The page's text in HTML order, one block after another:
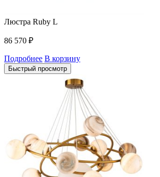
Люстра Ruby L
86 570 ₽
Подробнее В корзину
Быстрый просмотр